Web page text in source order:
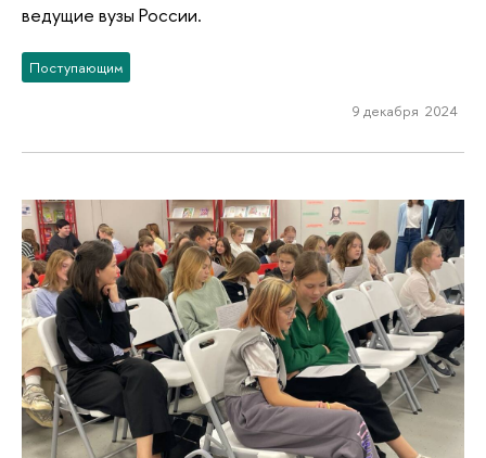
ведущие вузы России.
Поступающим
9 декабря 2024